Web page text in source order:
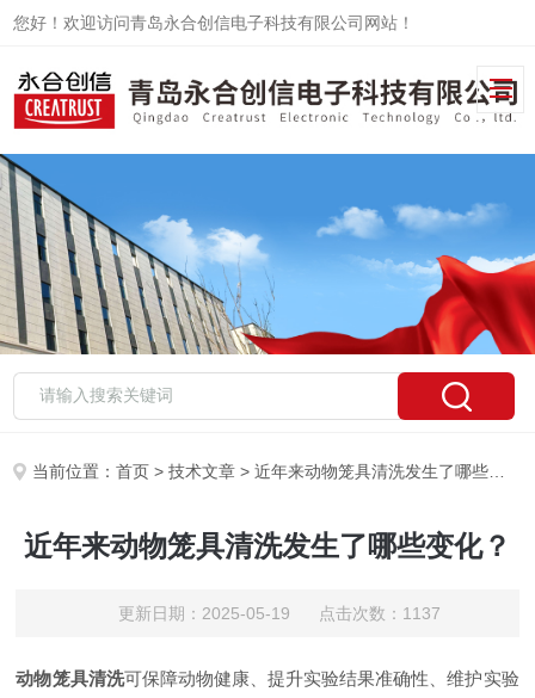
您好！欢迎访问青岛永合创信电子科技有限公司网站！
当前位置：首页 >技术文章 > 近年来动物笼具清洗发生了哪些变化？
近年来动物笼具清洗发生了哪些变化？
更新日期：2025-05-19 点击次数：1137
动物笼具清洗可保障动物健康、提升实验结果准确性、维护实验